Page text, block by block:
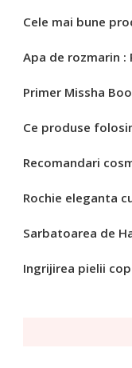
Cele mai bune
Apa de rozmarin :
Primer Missha
Ce produse
Recomandari
Rochie eleganta
Sarbatoarea de
Ingrijirea pielii